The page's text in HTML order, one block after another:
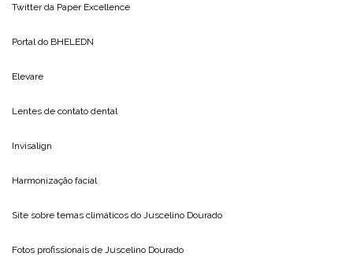
Twitter da Paper Excellence
Portal do BHELEDN
Elevare
Lentes de contato dental
Invisalign
Harmonização facial
Site sobre temas climáticos do Juscelino Dourado
Fotos profissionais de Juscelino Dourado